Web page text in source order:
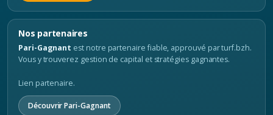
Nos partenaires
Pari-Gagnant est notre partenaire fiable, approuvé par turf.bzh.
Vous y trouverez gestion de capital et stratégies gagnantes.
Lien partenaire.
Découvrir Pari-Gagnant